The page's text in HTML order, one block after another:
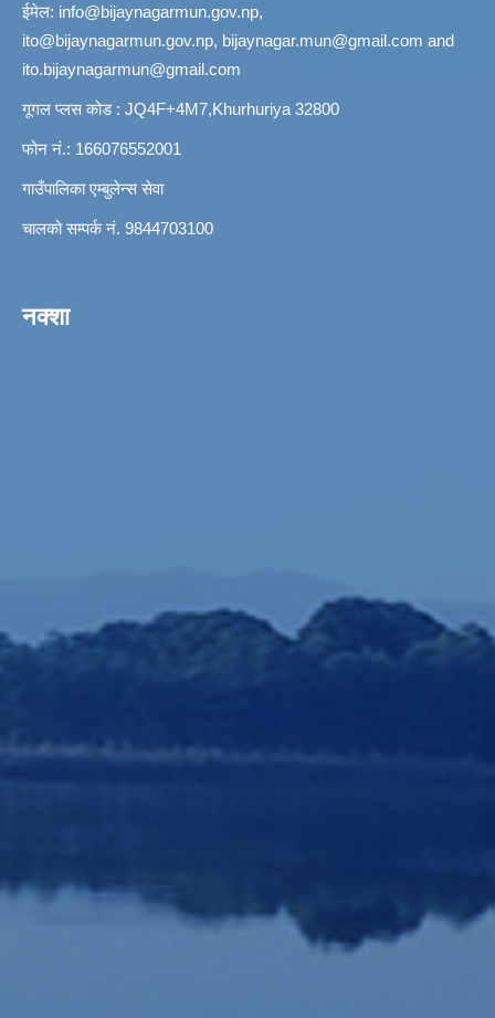
ईमेल: info@bijaynagarmun.gov.np,
ito@bijaynagarmun.gov.np, bijaynagar.mun@gmail.com and
ito.bijaynagarmun@gmail.com
गूगल प्लस कोड : JQ4F+4M7,Khurhuriya 32800
फोन नं.: 166076552001
गाउँपालिका एम्बुलेन्स सेवा
चालको सम्पर्क नं. 9844703100
नक्शा